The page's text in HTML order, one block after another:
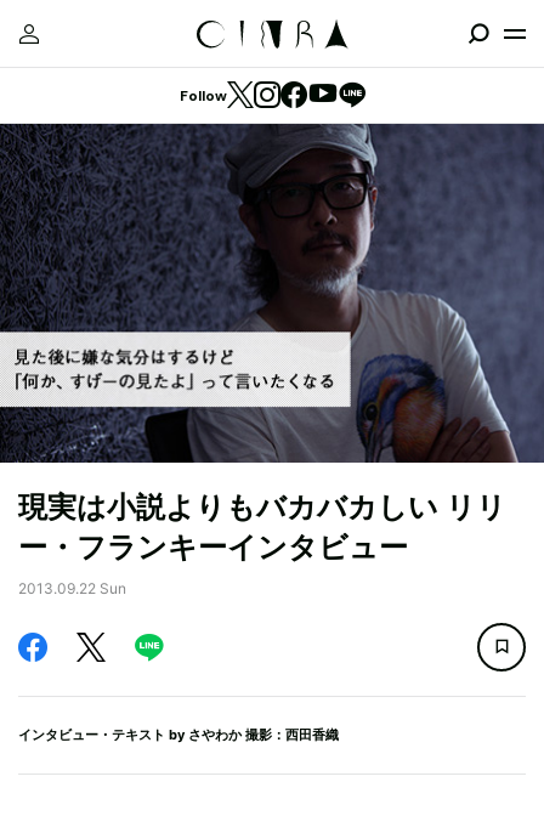
Follow
現実は小説よりもバカバカしい リリ
ー・フランキーインタビュー
2013.09.22 Sun
インタビュー・テキスト by さやわか撮影：西田香織